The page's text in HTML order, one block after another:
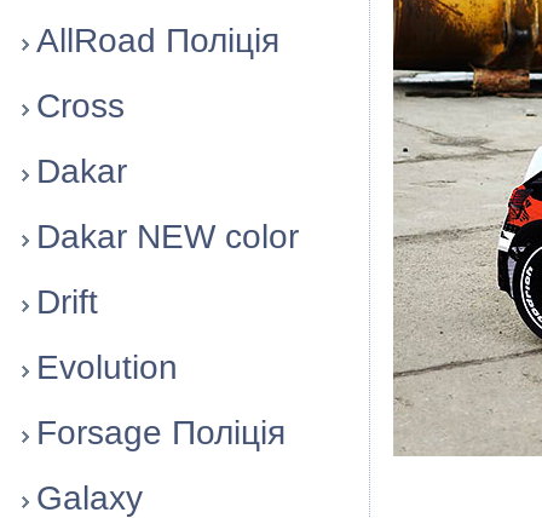
AllRoad Полiцiя
Cross
Dakar
Dakar NEW color
Drift
Evolution
Forsage Полiцiя
Galaxy